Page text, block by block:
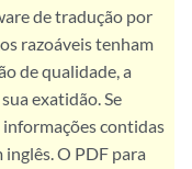
de tradução por
razoáveis tenham
de qualidade, a
exatidão. Se
contidas
O PDF para